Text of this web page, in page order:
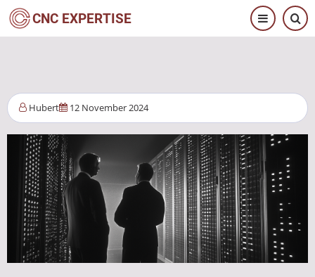
Pasar
CNC EXPERTISE
Hubert 12 November 2024